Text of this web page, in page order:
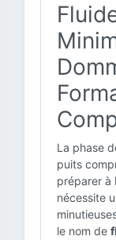
La phase
puits
préparer à
nécessite
le nom de